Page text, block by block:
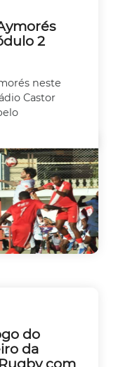
2
neste
Castor
do
da
com